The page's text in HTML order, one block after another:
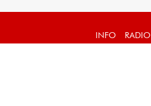
INFO RADIO